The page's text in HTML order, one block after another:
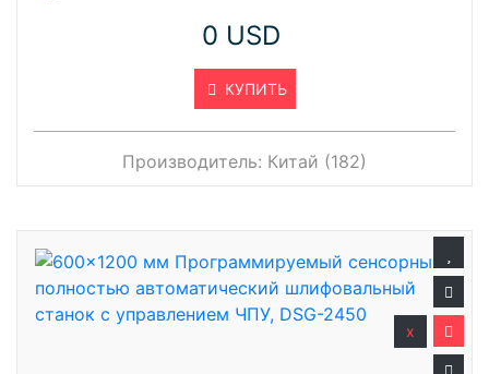
0 USD
КУПИТЬ
Производитель: Китай (182)
x